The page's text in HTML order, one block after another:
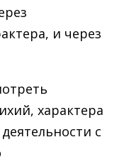
и через
характера
с